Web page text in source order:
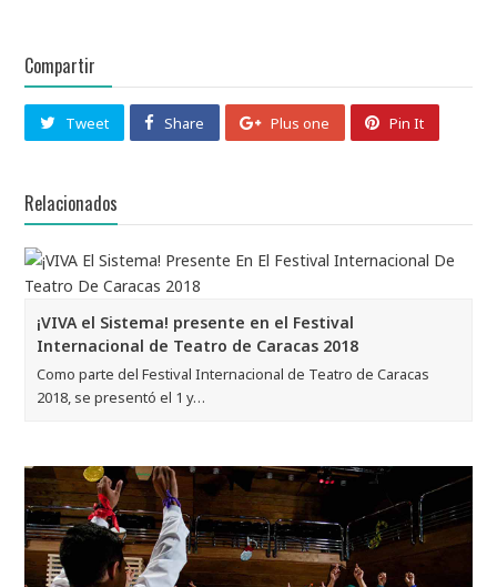
Compartir
Tweet Share Plus one Pin It
Relacionados
¡VIVA el Sistema! presente en el Festival
Internacional de Teatro de Caracas 2018
Como parte del Festival Internacional de Teatro de Caracas
2018, se presentó el 1 y…